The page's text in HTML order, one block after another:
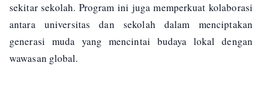
sekitar sekolah. Program ini juga memperkuat kolaborasi
antara universitas dan sekolah dalam menciptakan
generasi muda yang mencintai budaya lokal dengan
wawasan global.